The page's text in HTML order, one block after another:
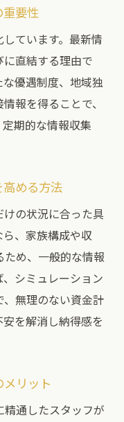
要性
ています。最新情
直結する理由で
優遇制度、地域独
報を得ることで、
期的な情報収集
める方法
の状況に合った具
、家族構成や収
め、一般的な情報
シミュレーション
無理のない資金計
を解消し納得感を
リット
通したスタッフが